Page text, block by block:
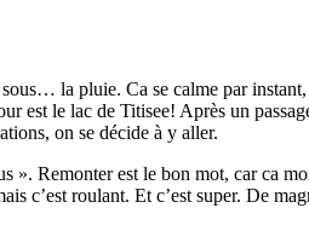
la pluie. Ca se calme par
est le lac de Titisee! Après un
on se décide à y aller.
». Remonter est le bon mot, car ca
c’est roulant. Et c’est super. De